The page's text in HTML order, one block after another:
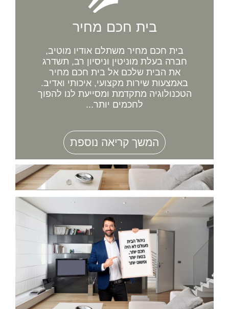
בית חכם מחיר
בית חכם מחיר משתלם אודיו מוטיב,
חברה בעלת מוניטין וניסיון רב, תשדרג
את הבית שלכם אל בית חכם מחיר
באמצעות שירות מקצועי, איכותי ואדיב.
הטכנולוגיה מתקדמת ומסייעת לנו להפוך
לחכמים יותר...
המשך קריאה נוספת